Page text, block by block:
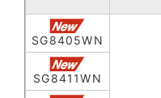
SG8405WN
SG8411WN